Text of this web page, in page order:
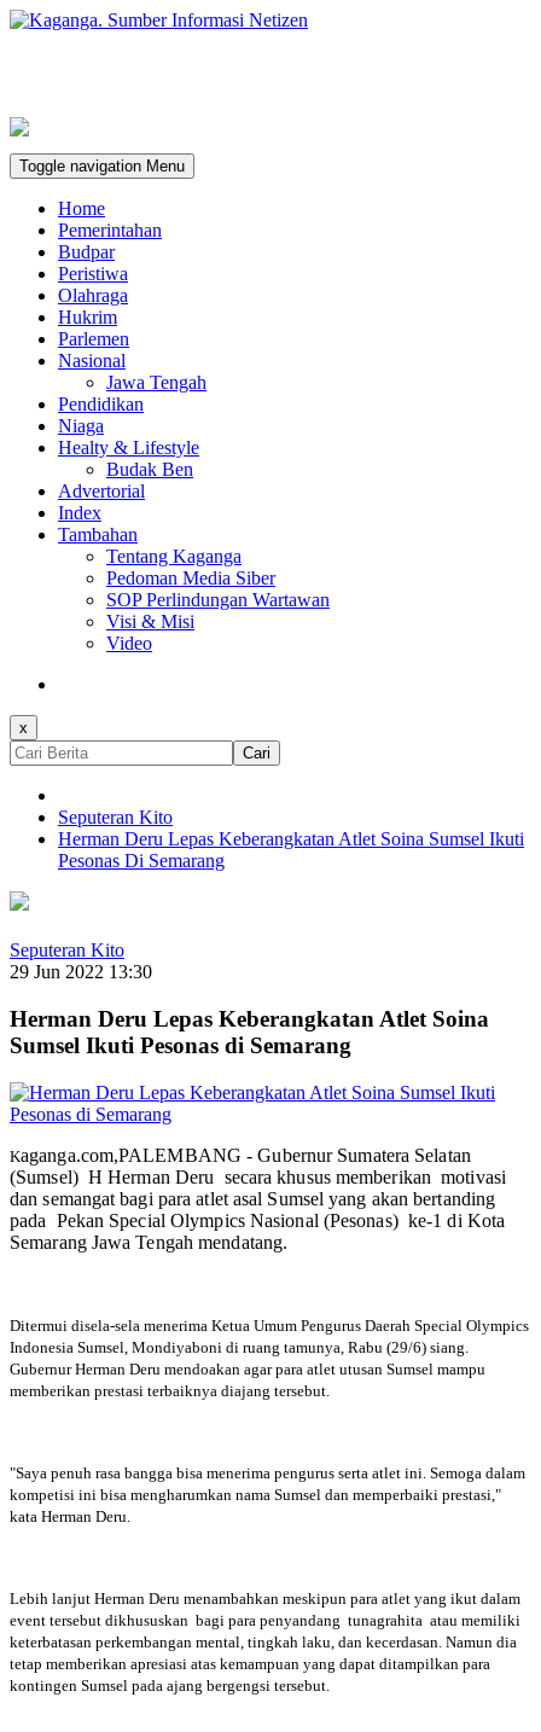
Toggle navigation Menu
Home
Pemerintahan
Budpar
Peristiwa
Olahraga
Hukrim
Parlemen
Nasional
Jawa Tengah
Pendidikan
Niaga
Healty & Lifestyle
Budak Ben
Advertorial
Index
Tambahan
Tentang Kaganga
Pedoman Media Siber
SOP Perlindungan Wartawan
Visi & Misi
Video
x
Cari
Seputeran Kito
Herman Deru Lepas Keberangkatan Atlet Soina Sumsel Ikuti
Pesonas Di Semarang
Seputeran Kito
29 Jun 2022 13:30
Herman Deru Lepas Keberangkatan Atlet Soina
Sumsel Ikuti Pesonas di Semarang
Kaganga.com,PALEMBANG - Gubernur Sumatera Selatan
(Sumsel) H Herman Deru secara khusus memberikan motivasi
dan semangat bagi para atlet asal Sumsel yang akan bertanding
pada Pekan Special Olympics Nasional (Pesonas) ke-1 di Kota
Semarang Jawa Tengah mendatang.
Ditermui disela-sela menerima Ketua Umum Pengurus Daerah Special Olympics
Indonesia Sumsel, Mondiyaboni di ruang tamunya, Rabu (29/6) siang.
Gubernur Herman Deru mendoakan agar para atlet utusan Sumsel mampu
memberikan prestasi terbaiknya diajang tersebut.
"Saya penuh rasa bangga bisa menerima pengurus serta atlet ini. Semoga dalam
kompetisi ini bisa mengharumkan nama Sumsel dan memperbaiki prestasi,"
kata Herman Deru.
Lebih lanjut Herman Deru menambahkan meskipun para atlet yang ikut dalam
event tersebut dikhususkan bagi para penyandang tunagrahita atau memiliki
keterbatasan perkembangan mental, tingkah laku, dan kecerdasan. Namun dia
tetap memberikan apresiasi atas kemampuan yang dapat ditampilkan para
kontingen Sumsel pada ajang bergengsi tersebut.